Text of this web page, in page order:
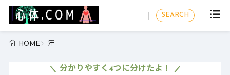
SEARCH
HOME 汗
分かりやすく4つに分けたよ！